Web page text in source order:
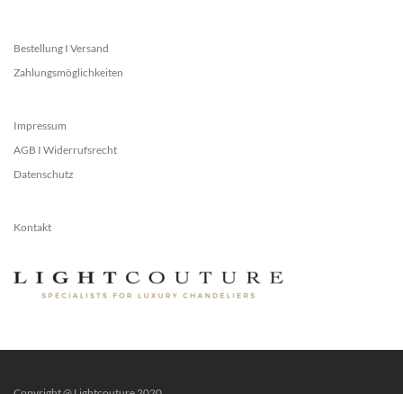
Bestellung I Versand
Zahlungsmöglichkeiten
Impressum
AGB I Widerrufsrecht
Datenschutz
Kontakt